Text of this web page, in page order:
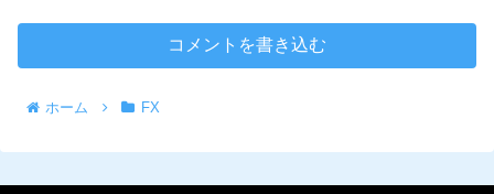
コメントを書き込む
ホーム FX